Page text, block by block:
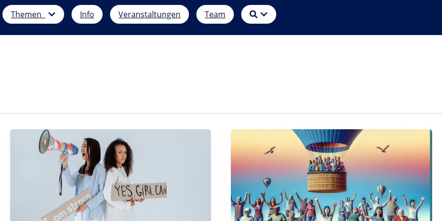
Themen Öffne Themen
Info Veranstaltungen Team Öffne